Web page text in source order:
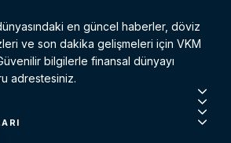
en güncel haberler, döviz
ve son dakika gelişmeleri için VKM
bilgilerle finansal dünyayı
adrestesiniz.